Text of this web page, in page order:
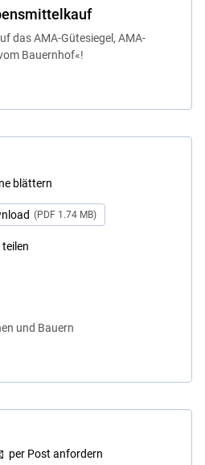
das AMA-Gütesiegel, AMA-
Bauernhof«!
blättern
(PDF 1.74 MB)
teilen
und Bauern
per Post anfordern